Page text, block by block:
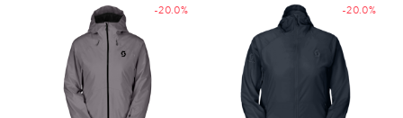
-20.0% -20.0%